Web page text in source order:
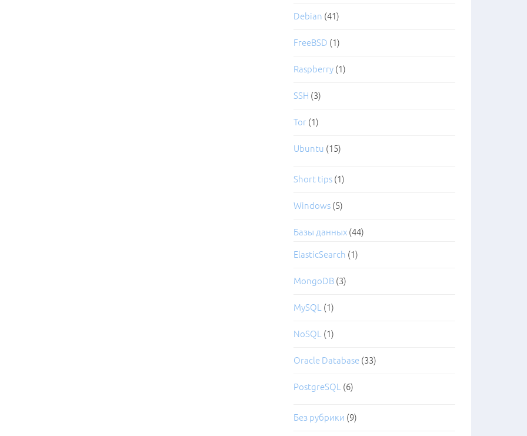
Debian (41)
FreeBSD (1)
Raspberry(1)
SSH (3)
Tor(1)
Ubuntu (15)
Short tips(1)
Windows(5)
Базы данных(44)
ElasticSearch (1)
MongoDB(3)
MySQL (1)
NoSQL (1)
Oracle Database(33)
PostgreSQL (6)
Без рубрики (9)